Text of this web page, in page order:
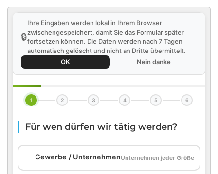
🔒
Ihre Eingaben werden lokal in Ihrem Browser
zwischengespeichert, damit Sie das Formular später
fortsetzen können. Die Daten werden nach 7 Tagen
automatisch gelöscht und nicht an Dritte übermittelt.
OK
Nein danke
1 2 3 4 5 6
Für wen dürfen wir tätig werden?
Gewerbe / UnternehmenUnternehmen jeder Größe